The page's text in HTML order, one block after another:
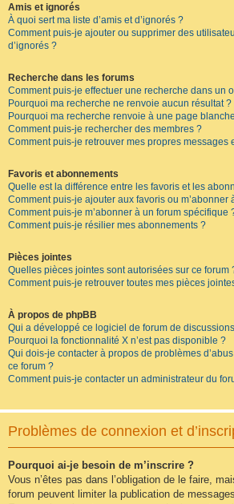
Amis et ignorés
À quoi sert ma liste d’amis et d’ignorés ?
Comment puis-je ajouter ou supprimer des
d’ignorés ?
Recherche dans les forums
Comment puis-je effectuer une recherche dans un
Pourquoi ma recherche ne renvoie aucun résultat ?
Pourquoi ma recherche renvoie à une page
Comment puis-je rechercher des membres ?
Comment puis-je retrouver mes propres messages
Favoris et abonnements
Quelle est la différence entre les favoris et les
Comment puis-je ajouter aux favoris ou m’abonner
Comment puis-je m’abonner à un forum spécifique
Comment puis-je résilier mes abonnements ?
Pièces jointes
Quelles pièces jointes sont autorisées sur ce forum
Comment puis-je retrouver toutes mes pièces
À propos de phpBB
Qui a développé ce logiciel de forum de
Pourquoi la fonctionnalité X n’est pas disponible ?
Qui dois-je contacter à propos de problèmes
ce forum ?
Comment puis-je contacter un administrateur du
Problèmes de connexion et
Pourquoi ai-je besoin de m’inscrire ?
Vous n’êtes pas dans l’obligation de le faire,
forum peuvent limiter la publication de